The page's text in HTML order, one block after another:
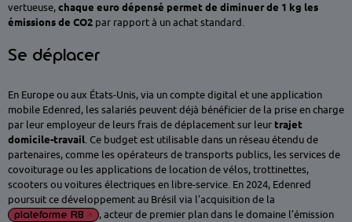
vertueuse, chaque euro dépensé permet de diminuer de 1 kg les
émissions de CO2 par rapport à un achat standard.
Se déplacer
En Europe ou aux États-Unis, via un compte digital et une application
mobile Edenred, les salariés peuvent déjà bénéficier de la prise en charge
par leur employeur de leurs frais de déplacement sur leur trajet
domicile-travail . Ce budget est utilisable dans un réseau étendu de
partenaires, comme les opérateurs de transports publics, les services de
covoiturage ou les applications de location de vélos, trottinettes,
scooters ou voitures électriques en libre-service. En 2024, Edenred
poursuit ce développement au Brésil via l'acquisition de la
plateforme RB
, acteur de premier plan dans le domaine l’émission